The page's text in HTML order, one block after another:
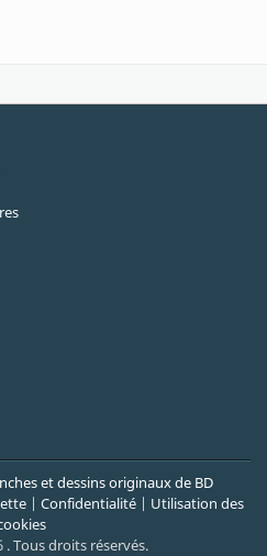
et dessins originaux de BD
| Confidentialité| Utilisation des
Tous droits réservés.